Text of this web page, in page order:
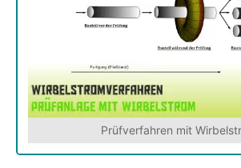
Prüfverfahren mit